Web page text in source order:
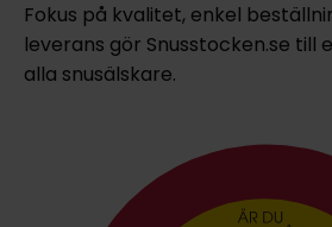
Fokus på kvalitet, enkel
leverans gör Snusstocken.se till
alla snusälskare.